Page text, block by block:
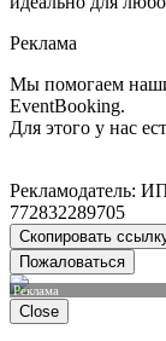
Реклама
Мы помогаем
EventBooking.
Для этого у нас
Рекламодатель:
772832289705
Скопировать
Пожаловаться
Реклама
Close